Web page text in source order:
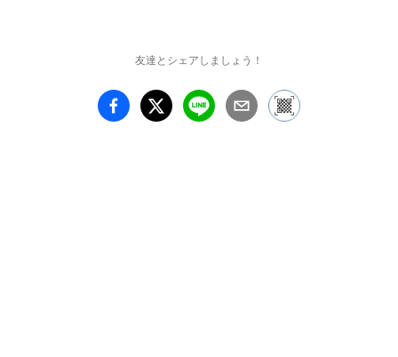
友達とシェアしましょう！